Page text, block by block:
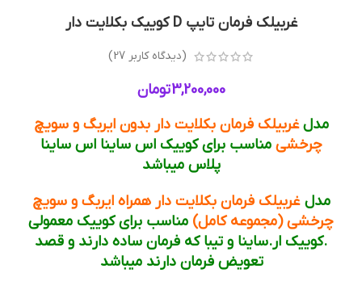
غربیلک فرمان تایپ D کوییک بکلایت دار
(دیدگاه کاربر27
)
3,200,000تومان
مدلغربیلک فرمان بکلایت دار بدون ایربگ و سویچ
چرخشی مناسب برای کوییک اس ساینا اس ساینا
پلاس میباشد
مدلغربیلک فرمان بکلایت دار همراه ایربگ و سویچ
چرخشی (مجموعه کامل) مناسب برای کوییک معمولی
.کوییک ار.ساینا و تیبا که فرمان ساده دارند و قصد
تعویض فرمان دارند میباشد